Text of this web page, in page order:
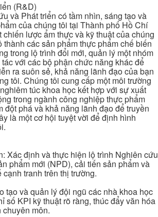
(R&D)
và Phát triển có tầm nhìn, sáng tạo và
của chúng tôi tại Thành phố Hồ Chí
lược ẩm thực và kỹ thuật của chúng
các sản phẩm thực phẩm chế biến
trong lộ trình đổi mới, quản lý một nhóm
với các bộ phận chức năng khác để
ra suôn sẻ, khả năng lãnh đạo của bạn
tôi. Chúng tôi cung cấp một môi trường
túc khoa học kết hợp với sự xuất
trong ngành công nghiệp thực phẩm
phá và khả năng lãnh đạo để truyền
là một cơ hội tuyệt vời để định hình
Xác định và thực hiện lộ trình Nghiên cứu
phẩm mới (NPD), cải tiến sản phẩm và
tranh trên thị trường.
tạo và quản lý đội ngũ các nhà khoa học
KPI kỹ thuật rõ ràng, thúc đẩy văn hóa
môn.